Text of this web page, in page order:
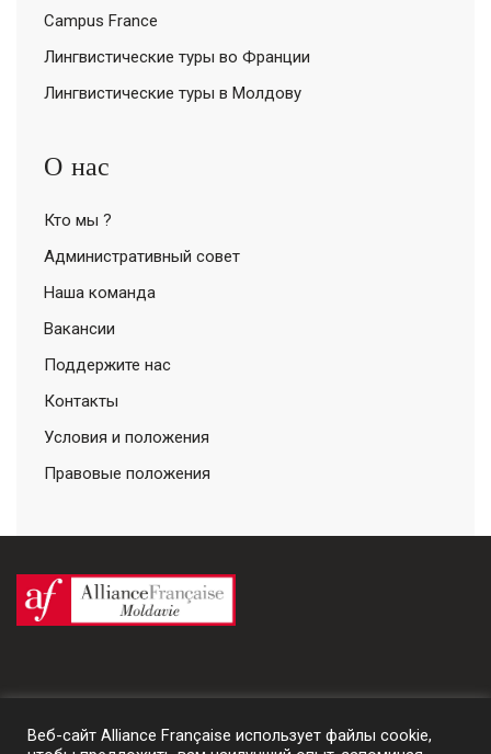
Campus France
Лингвистические туры во Франции
Лингвистические туры в Молдову
О нас
Кто мы ?
Административный совет
Наша команда
Вакансии
Поддержите нас
Контакты
Условия и положения
Правовые положения
Веб-сайт Alliance Française использует файлы cookie,